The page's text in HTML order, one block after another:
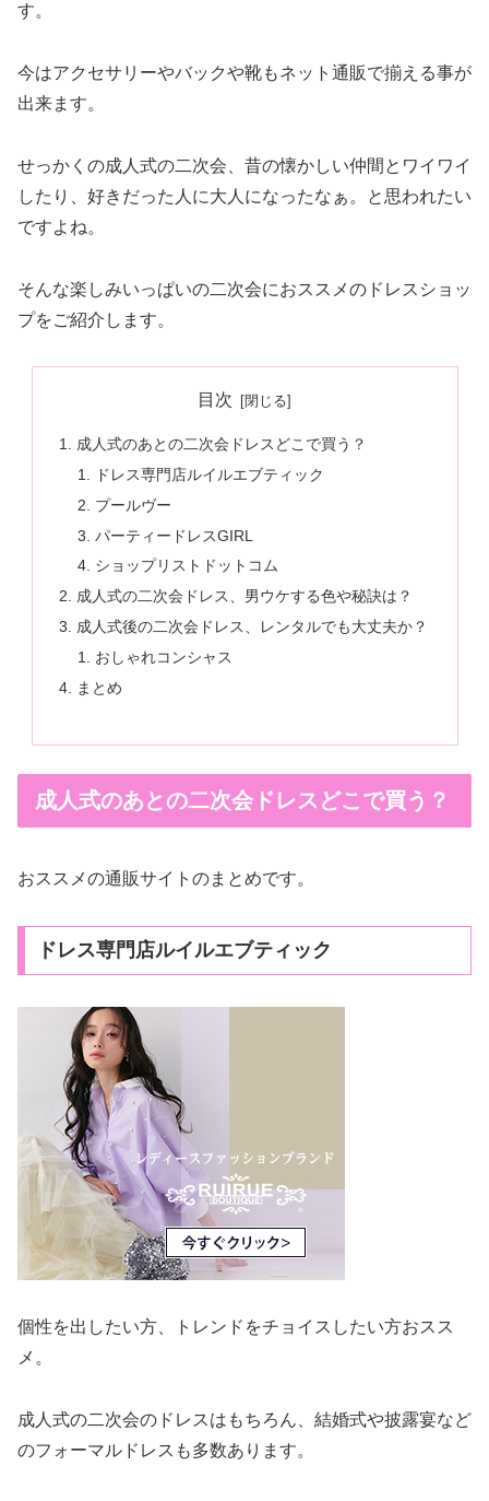
す。
今はアクセサリーやバックや靴もネット通販で揃える事が
出来ます。
せっかくの成人式の二次会、昔の懐かしい仲間とワイワイ
したり、好きだった人に大人になったなぁ。と思われたい
ですよね。
そんな楽しみいっぱいの二次会におススメのドレスショッ
プをご紹介します。
目次
成人式のあとの二次会ドレスどこで買う？
ドレス専門店ルイルエブティック
プールヴー
パーティードレスGIRL
ショップリストドットコム
成人式の二次会ドレス、男ウケする色や秘訣は？
成人式後の二次会ドレス、レンタルでも大丈夫か？
おしゃれコンシャス
まとめ
成人式のあとの二次会ドレスどこで買う？
おススメの通販サイトのまとめです。
ドレス専門店ルイルエブティック
個性を出したい方、トレンドをチョイスしたい方おスス
メ。
成人式の二次会のドレスはもちろん、結婚式や披露宴など
のフォーマルドレスも多数あります。